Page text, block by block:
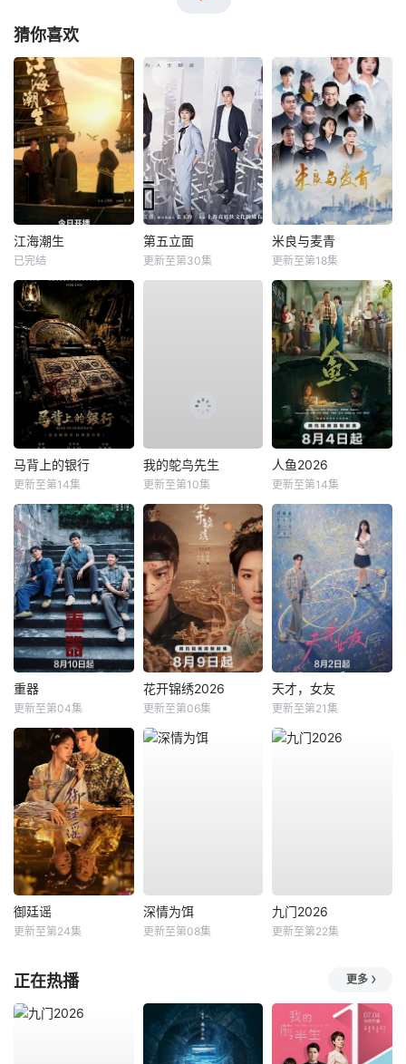
猜你喜欢
江海潮生
已完结
第五立面
更新至第30集
米良与麦青
更新至第18集
马背上的银行
更新至第14集
我的鸵鸟先生
更新至第10集
人鱼2026
更新至第14集
重器
更新至第04集
花开锦绣2026
更新至第06集
天才，女友
更新至第21集
御廷谣
更新至第24集
深情为饵
更新至第08集
九门2026
更新至第22集
正在热播 更多